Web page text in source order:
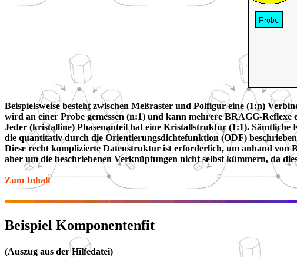
Beispielsweise besteht zwischen Meßraster und Polfigur eine (1:n)
wird an einer Probe gemessen (n:1) und kann mehrere BRAGG-
Jeder (kristalline) Phasenanteil hat eine Kristallstruktur (1:1).
die quantitativ durch die Orientierungsdichtefunktion (ODF)
Diese recht komplizierte Datenstruktur ist erforderlich, um anhand von
aber um die beschriebenen Verknüpfungen nicht selbst kümmern, da
Zum Inhalt
Beispiel Komponentenfit
(Auszug aus der Hilfedatei)